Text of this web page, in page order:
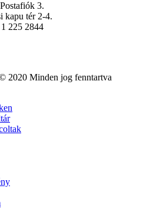
3.
kapu tér 2-4.
225 2844
2020 Minden jog fenntartva